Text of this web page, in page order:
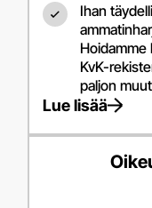
Ihan
KvK-
paljon
Lue lisää